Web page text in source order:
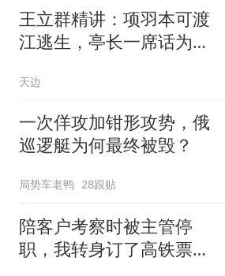
王立群精讲：项羽本可渡
江逃生，亭长一席话为何
天边
一次佯攻加钳形攻势，俄
巡逻艇为何最终被毁？
局势车老鸭 28跟贴
陪客户考察时被主管停
职，我转身订了高铁票。